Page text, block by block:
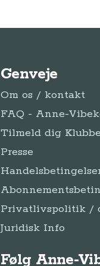
Genveje
Om os / kontakt
FAQ - Anne-
Tilmeld dig
Presse
Privatlivspolitik /
Juridisk Info
Følg Anne-